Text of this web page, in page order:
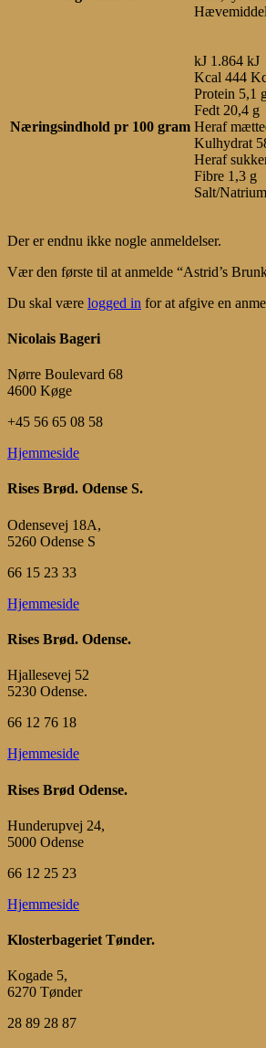
Næringsindhold pr 100 gram
kJ 1.864 kJ
Kcal 444
Protein 5,1
Fedt 20,4 g
Heraf
Kulhydrat
Heraf
Fibre 1,3 g
Salt/
Der er endnu ikke nogle anmeldelser.
Vær den første til at anmelde “Astrid’s
Du skal være logged in for at afgive en
Nicolais Bageri
Nørre Boulevard 68
4600 Køge
+45 56 65 08 58
Hjemmeside
Rises Brød. Odense S.
Odensevej 18A,
5260 Odense S
66 15 23 33
Hjemmeside
Rises Brød. Odense.
Hjallesevej 52
5230 Odense.
66 12 76 18
Hjemmeside
Rises Brød Odense.
Hunderupvej 24,
5000 Odense
66 12 25 23
Hjemmeside
Klosterbageriet Tønder.
Kogade 5,
6270 Tønder
28 89 28 87